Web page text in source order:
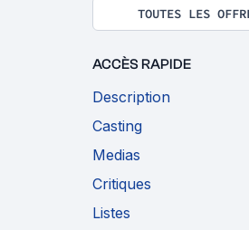
TOUTES LES
ACCÈS RAPIDE
Description
Casting
Medias
Critiques
Listes